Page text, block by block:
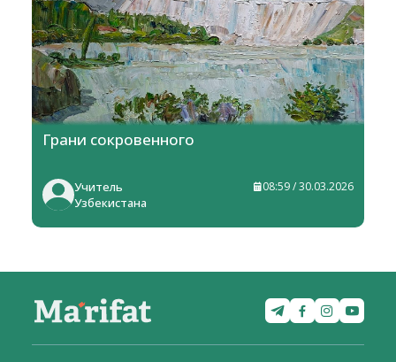
Грани сокровенного
Учитель
Узбекистана
08:59 / 30.03.2026